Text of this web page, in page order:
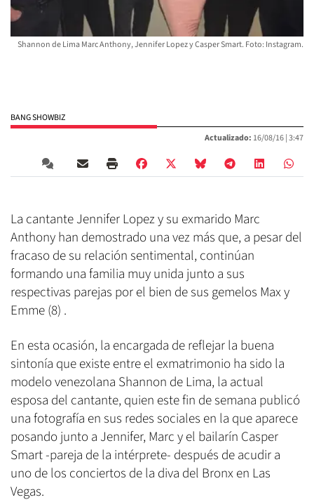
Shannon de Lima Marc Anthony, Jennifer Lopez y Casper Smart. Foto: Instagram.
BANG SHOWBIZ
Actualizado: 16/08/16 |3:47
La cantante Jennifer Lopez y su exmarido Marc
Anthony han demostrado una vez más que, a pesar del
fracaso de su relación sentimental, continúan
formando una familia muy unida junto a sus
respectivas parejas por el bien de sus gemelos Max y
Emme (8) .
En esta ocasión, la encargada de reflejar la buena
sintonía que existe entre el exmatrimonio ha sido la
modelo venezolana Shannon de Lima, la actual
esposa del cantante, quien este fin de semana publicó
una fotografía en sus redes sociales en la que aparece
posando junto a Jennifer, Marc y el bailarín Casper
Smart -pareja de la intérprete- después de acudir a
uno de los conciertos de la diva del Bronx en Las
Vegas.